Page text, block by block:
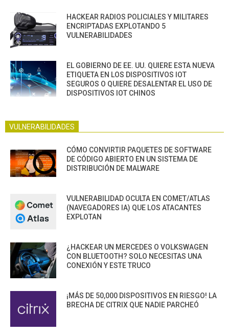
HACKEAR RADIOS POLICIALES Y MILITARES
ENCRIPTADAS EXPLOTANDO 5
VULNERABILIDADES
EL GOBIERNO DE EE. UU. QUIERE ESTA NUEVA
ETIQUETA EN LOS DISPOSITIVOS IOT
SEGUROS O QUIERE DESALENTAR EL USO DE
DISPOSITIVOS IOT CHINOS
VULNERABILIDADES
CÓMO CONVIRTIR PAQUETES DE SOFTWARE
DE CÓDIGO ABIERTO EN UN SISTEMA DE
DISTRIBUCIÓN DE MALWARE
VULNERABILIDAD OCULTA EN COMET/ATLAS
(NAVEGADORES IA) QUE LOS ATACANTES
EXPLOTAN
¿HACKEAR UN MERCEDES O VOLKSWAGEN
CON BLUETOOTH? SOLO NECESITAS UNA
CONEXIÓN Y ESTE TRUCO
¡MÁS DE 50,000 DISPOSITIVOS EN RIESGO! LA
BRECHA DE CITRIX QUE NADIE PARCHEÓ